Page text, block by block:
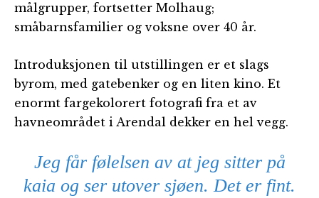
målgrupper, fortsetter Molhaug;
småbarnsfamilier og voksne over 40 år.
Introduksjonen til utstillingen er et slags
byrom, med gatebenker og en liten kino. Et
enormt fargekolorert fotografi fra et av
havneområdet i Arendal dekker en hel vegg.
Jeg får følelsen av at jeg sitter på
kaia og ser utover sjøen. Det er fint.